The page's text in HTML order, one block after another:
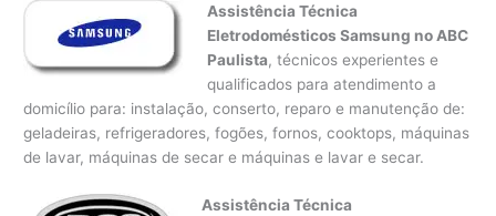
Assistência Técnica
Eletrodomésticos Samsung no ABC
Paulista, técnicos experientes e
qualificados para atendimento a
domicílio para: instalação, conserto, reparo e manutenção de:
geladeiras, refrigeradores, fogões, fornos, cooktops, máquinas
de lavar, máquinas de secar e máquinas e lavar e secar.
Assistência Técnica